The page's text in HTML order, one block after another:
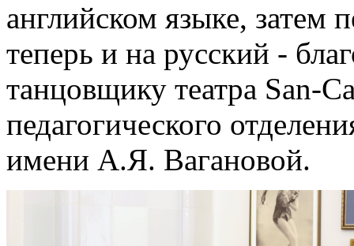
английском языке, затем
теперь и на русский -
танцовщику театра San-
педагогического
имени А.Я. Вагановой.